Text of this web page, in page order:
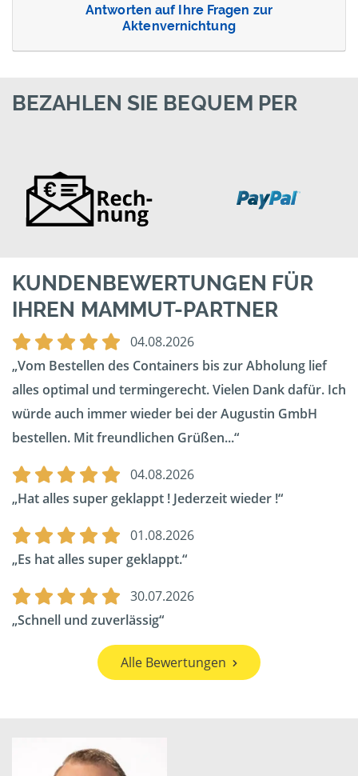
Antworten auf Ihre Fragen zur
Aktenvernichtung
BEZAHLEN SIE BEQUEM PER
KUNDENBEWERTUNGEN FÜR
IHREN MAMMUT-PARTNER
04.08.2026
Vom Bestellen des Containers bis zur Abholung lief
alles optimal und termingerecht. Vielen Dank dafür. Ich
würde auch immer wieder bei der Augustin GmbH
bestellen. Mit freundlichen Grüßen...
04.08.2026
Hat alles super geklappt ! Jederzeit wieder !
01.08.2026
Es hat alles super geklappt.
30.07.2026
Schnell und zuverlässig
Alle Bewertungen